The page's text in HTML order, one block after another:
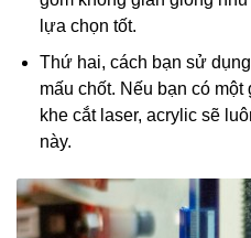
lựa chọn tốt.
Thứ hai, cách bạn sử
mấu chốt. Nếu bạn có
khe cắt laser, acrylic sẽ
này.